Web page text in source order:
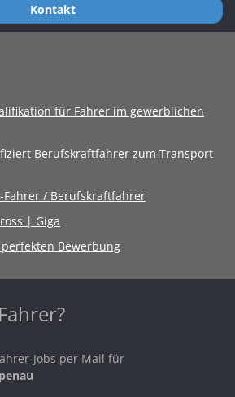
Kontakt
für Fahrer im gewerblichen
Berufskraftfahrer zum Transport
Fahrer / Berufskraftfahrer
| Giga
Bewerbung
Jobs per Mail für